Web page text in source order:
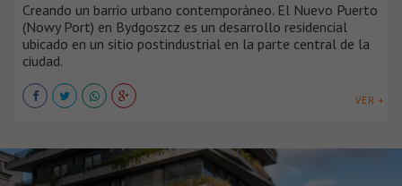
Creando un barrio urbano contemporáneo. El Nuevo Puerto
(Nowy Port) en Bydgoszcz es un desarrollo residencial
ubicado en un sitio postindustrial en la parte central de la
ciudad.
VER +